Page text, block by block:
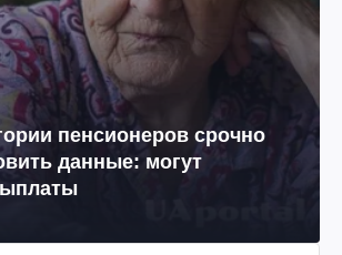
пенсионеров срочно
данные: могут